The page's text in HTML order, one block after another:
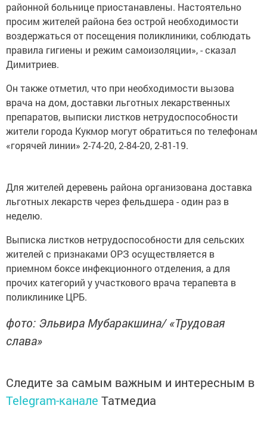
районной больнице приостанавлены. Настоятельно
просим жителей района без острой необходимости
воздержаться от посещения поликлиники, соблюдать
правила гигиены и режим самоизоляции», - сказал
Димитриев.
Он также отметил, что при необходимости вызова
врача на дом, доставки льготных лекарственных
препаратов, выписки листков нетрудоспособности
жители города Кукмор могут обратиться по телефонам
«горячей линии» 2-74-20, 2-84-20, 2-81-19.
Для жителей деревень района организована доставка
льготных лекарств через фельдшера - один раз в
неделю.
Выписка листков нетрудоспособности для сельских
жителей с признаками ОРЗ осуществляется в
приемном боксе инфекционного отделения, а для
прочих категорий у участкового врача терапевта в
поликлинике ЦРБ.
фото: Эльвира Мубаракшина/ «Трудовая
слава»
Следите за самым важным и интересным в
Telegram-канале Татмедиа